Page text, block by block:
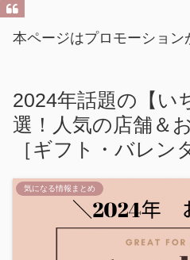
本ページはプロモーション
2024年話題の【い
選！人気の店舗＆
［ギフト・バレン
気になる情報まとめ